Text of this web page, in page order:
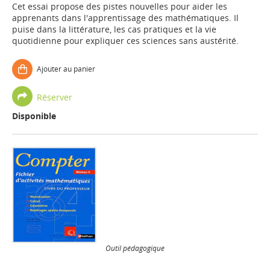
Cet essai propose des pistes nouvelles pour aider les
apprenants dans l'apprentissage des mathématiques. Il
puise dans la littérature, les cas pratiques et la vie
quotidienne pour expliquer ces sciences sans austérité.
Ajouter au panier
Réserver
Disponible
Outil pédagogique